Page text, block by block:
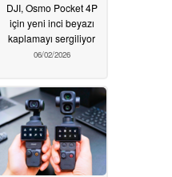
DJI, Osmo Pocket 4P
için yeni inci beyazı
kaplamayı sergiliyor
06/02/2026